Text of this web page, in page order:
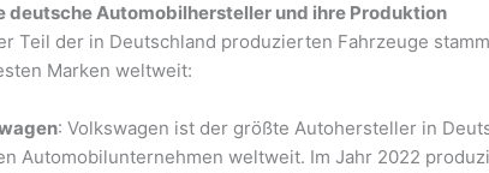
deutsche Automobilhersteller und ihre Produktion
Teil der in Deutschland produzierten Fahrzeuge
Marken weltweit:
: Volkswagen ist der größte Autohersteller in
Automobilunternehmen weltweit. Im Jahr 2022